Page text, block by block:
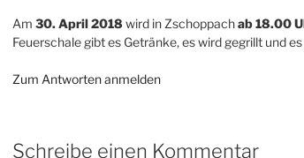
Am 30. April 2018 wird in Zschoppachab 18.00
Feuerschale gibt es Getränke, es wird gegrillt und
Zum Antworten anmelden
Schreibe einen Kommentar